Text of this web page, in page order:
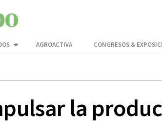
AGROACTIVA CONGRESOS &
la